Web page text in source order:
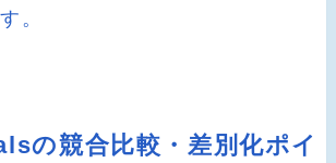
。
の競合比較・差別化ポイ